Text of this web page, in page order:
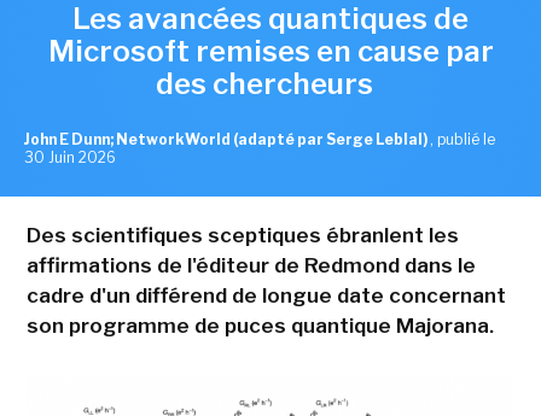
Les avancées quantiques de
Microsoft remises en cause par
des chercheurs
John E Dunn; NetworkWorld (adapté par Serge Leblal) , publié le
30 Juin 2026
Des scientifiques sceptiques ébranlent les
affirmations de l'éditeur de Redmond dans le
cadre d'un différend de longue date concernant
son programme de puces quantique Majorana.